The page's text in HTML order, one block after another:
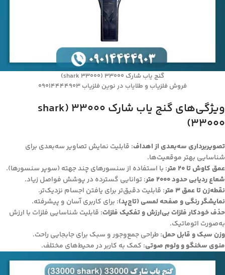
گنج یاب شارک ۳۳۰۰۰ (shark 33000)
فروش فلزیاب و طلایاب در نوین فلزیاب 09014444903
ویژگی‌های گنج یاب شارک ۳۳۰۰۰ (shark
33000)
تصویربرداری سه‌بعدی از اهداف: قابلیت نمایش تصاویر سه‌بعدی برای
شناسایی بهتر موقعیت‌ها.
عمق کاوش تا ۲۰ متر
: با استفاده از سنسورهای چند جهته (سوپر سنسورها).
شعاع ردیابی حدود ۲۰۰۰ متر
: توانایی گسترده در پوشش فواصل زیاد.
نقطه‌زن تا عمق ۳ متر
: قابلیت دقیق‌تر برای یافتن اجسام نزدیک‌تر.
نمایشگر رنگی و صفحه لمسی (تاچ‌پد): برای کاربری آسان و پیشرفته.
حذف خودکار فلزات بی‌ارزش و تفکیک فلزات: قابلیت شناسایی فلزات با ارزش
به‌صورت اتوماتیک.
وزن سبک و قابل حمل: طراحی جمع‌وجور و سبک برای جابجایی راحت.
منوی سخنگو و ولوم صوتی: کمک به کاربر در محیط‌های مختلف.